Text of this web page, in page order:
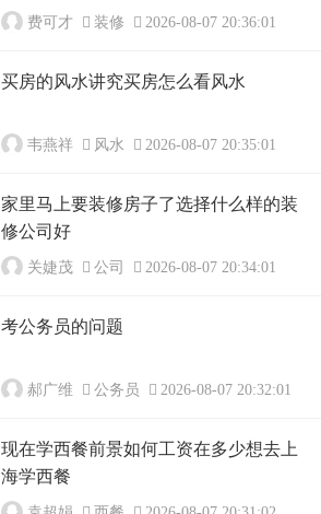
费可才 装修 2026-08-07 20:36:01
买房的风水讲究买房怎么看风水
韦燕祥 风水 2026-08-07 20:35:01
家里马上要装修房子了选择什么样的装
修公司好
关婕茂 公司 2026-08-07 20:34:01
考公务员的问题
郝广维 公务员 2026-08-07 20:32:01
现在学西餐前景如何工资在多少想去上
海学西餐